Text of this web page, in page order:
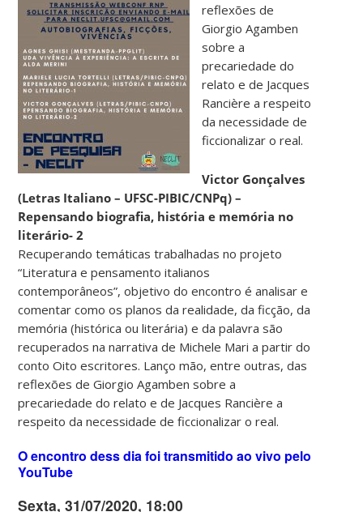
reflexões de
Giorgio Agamben
sobre a
precariedade do
relato e de Jacques
Rancière a respeito
da necessidade de
ficcionalizar o real.
Victor Gonçalves
(Letras Italiano – UFSC-PIBIC/CNPq) –
Repensando biografia, história e memória no
literário- 2
Recuperando temáticas trabalhadas no projeto
“Literatura e pensamento italianos
contemporâneos”, objetivo do encontro é analisar e
comentar como os planos da realidade, da ficção, da
memória (histórica ou literária) e da palavra são
recuperados na narrativa de Michele Mari a partir do
conto Oito escritores. Lanço mão, entre outras, das
reflexões de Giorgio Agamben sobre a
precariedade do relato e de Jacques Rancière a
respeito da necessidade de ficcionalizar o real.
O encontro dess dia foi transmitido ao vivo pelo
YouTube
Sexta, 31/07/2020, 18:00